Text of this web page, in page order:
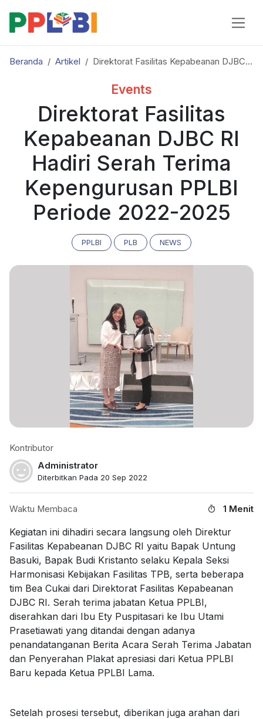
Beranda Artikel Direktorat Fasilitas Kepabeanan DJBC RI Hadiri Serah Terima Kepengurusan PPLBI Periode 2022-2025
Events
Direktorat Fasilitas
Kepabeanan DJBC RI
Hadiri Serah Terima
Kepengurusan PPLBI
Periode 2022-2025
PPLBI PLB NEWS
Kontributor
Administrator
Diterbitkan Pada 20 Sep 2022
Waktu Membaca 1 Menit
Kegiatan ini dihadiri secara langsung oleh Direktur
Fasilitas Kepabeanan DJBC RI yaitu Bapak Untung
Basuki, Bapak Budi Kristanto selaku Kepala Seksi
Harmonisasi Kebijakan Fasilitas TPB, serta beberapa
tim Bea Cukai dari Direktorat Fasilitas Kepabeanan
DJBC RI. Serah terima jabatan Ketua PPLBI,
diserahkan dari Ibu Ety Puspitasari ke Ibu Utami
Prasetiawati yang ditandai dengan adanya
penandatanganan Berita Acara Serah Terima Jabatan
dan Penyerahan Plakat apresiasi dari Ketua PPLBI
Baru kepada Ketua PPLBI Lama.
Setelah prosesi tersebut, diberikan juga arahan dari